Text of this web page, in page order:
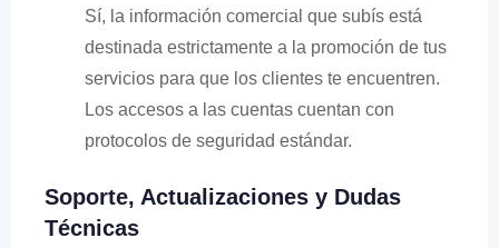
Sí, la información comercial que subís está
destinada estrictamente a la promoción de tus
servicios para que los clientes te encuentren.
Los accesos a las cuentas cuentan con
protocolos de seguridad estándar.
Soporte, Actualizaciones y Dudas
Técnicas